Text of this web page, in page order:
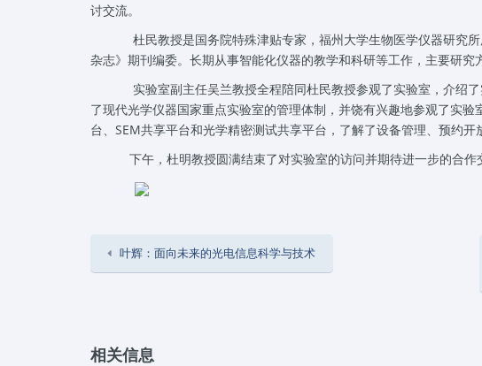
讨交流。
杜民教授是国务院特殊津贴专家，福州大学生物医学仪器研究
杂志》期刊编委。长期从事智能化仪器的教学和科研等工作，主要研究
实验室副主任吴兰教授全程陪同杜民教授参观了实验室，介绍
了现代光学仪器国家重点实验室的管理体制，并饶有兴趣地参观了实
台、SEM共享平台和光学精密测试共享平台，了解了设备管理、预约开
下午，杜明教授圆满结束了对实验室的访问并期待进一步的合作
叶辉：面向未来的光电信息科学与技术
相关信息